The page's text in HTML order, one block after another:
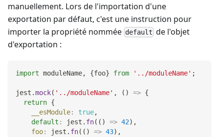
manuellement. Lors de l'importation d'une
exportation par défaut, c'est une instruction pour
importer la propriété nommée default de l'objet
d'exportation :
import moduleName, {foo} from '../moduleName' ;
jest .mock( '../moduleName' , ( ) => {
return {
__esModule: true,
default : jest . fn( ( ) => 42) ,
foo: jest . fn( ( ) => 43) ,